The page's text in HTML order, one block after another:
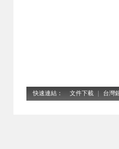
快速連結： 文件下載 台灣